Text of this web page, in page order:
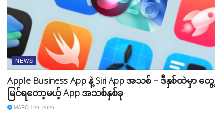
NEWS
Apple Business App နဲ့ Siri App အသစ် – ဒီနှစ်ထဲမှာ တွေ့
မြင်ရတော့မယ့် App အသစ်နှစ်ခု
MARCH 29, 2026